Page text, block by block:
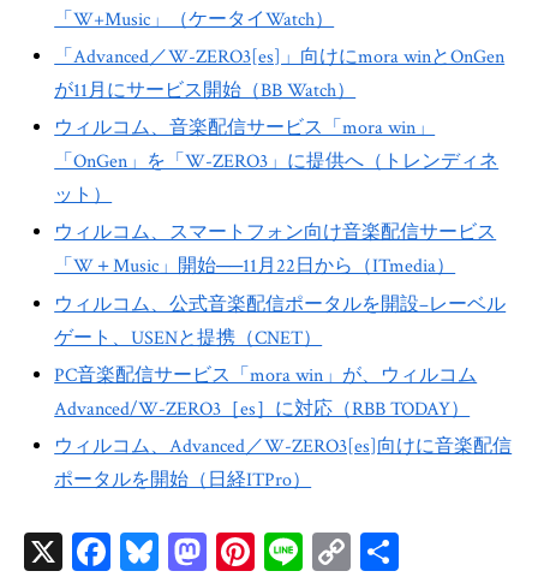
「W+Music」（ケータイWatch）
「Advanced／W-ZERO3[es]」向けにmora winとOnGen
が11月にサービス開始（BB Watch）
ウィルコム、音楽配信サービス「mora win」
「OnGen」を「W-ZERO3」に提供へ（トレンディネ
ット）
ウィルコム、スマートフォン向け音楽配信サービス
「W＋Music」開始──11月22日から（ITmedia）
ウィルコム、公式音楽配信ポータルを開設–レーベル
ゲート、USENと提携（CNET）
PC音楽配信サービス「mora win」が、ウィルコム
Advanced/W-ZERO3［es］に対応（RBB TODAY）
ウィルコム、Advanced／W-ZERO3[es]向けに音楽配信
ポータルを開始（日経ITPro）
X Fa Bl M Pi Li C